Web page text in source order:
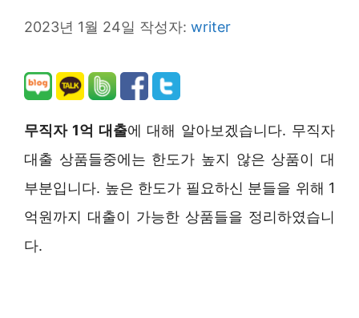
2023년 1월 24일 작성자: writer
무직자 1억 대출에 대해 알아보겠습니다. 무직자
대출 상품들중에는 한도가 높지 않은 상품이 대
부분입니다. 높은 한도가 필요하신 분들을 위해 1
억원까지 대출이 가능한 상품들을 정리하였습니
다.